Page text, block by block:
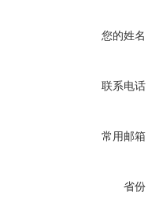
您的姓名
联系电话
常用邮箱
省份